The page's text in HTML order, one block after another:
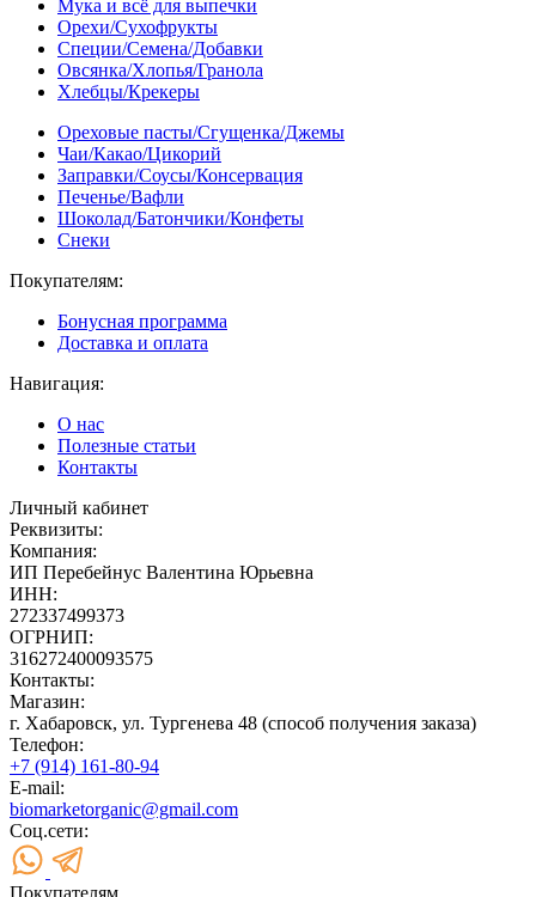
Мука и всё для выпечки
Орехи/Сухофрукты
Специи/Семена/Добавки
Овсянка/Хлопья/Гранола
Хлебцы/Крекеры
Ореховые пасты/Сгущенка/Джемы
Чаи/Какао/Цикорий
Заправки/Соусы/Консервация
Печенье/Вафли
Шоколад/Батончики/Конфеты
Снеки
Покупателям:
Бонусная программа
Доставка и оплата
Навигация:
О нас
Полезные статьи
Контакты
Личный кабинет
Реквизиты:
Компания:
ИП Перебейнус Валентина Юрьевна
ИНН:
272337499373
ОГРНИП:
316272400093575
Контакты:
Магазин:
г. Хабаровск, ул. Тургенева 48 (способ получения заказа)
Телефон:
+7 (914) 161-80-94
E-mail:
biomarketorganic@gmail.com
Соц.сети:
Покупателям